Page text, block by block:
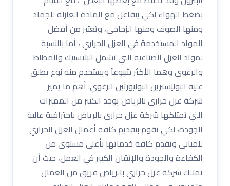
بضغط الهواء لكي يتفاعل مع المادة العازلة للجماد
ومنها الصوف ومنها الزجاجي، وتعتبر من أفضل
المواد المستخدمة في العزل الحراري ، أما بالنسبة
لمواد العزل الصناعية التي تشمل البلاستيك والمطاط
والرغوي وهما الأكثر شيوعاً ويستخدم منه نوع يطلق
عليه البوليسترين البوليورثين الرغوي. أهم ما يميز
شركة عزل حراري بالرياض يوجد الكثير من المميزات
التي تمتلكها شركة عزل حراري بالرياض باحترافية عالية
الجودة، لكي تقوم بتقديم كافة أعمال العزل الحراري
للمباني وتقدم كافة خدماتها بأعلى مستوى من
الكفاءة والجودة والإتقان الكبير في العمل، حيث أن
تمتلك شركة عزل حراري بالرياض فريق من العمال